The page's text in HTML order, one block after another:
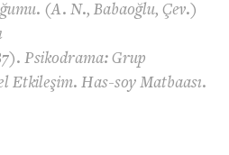
(A. N., Babaoğlu, Çev.)
Psikodrama: Grup
Etkileşim. Has-soy Matbaası.